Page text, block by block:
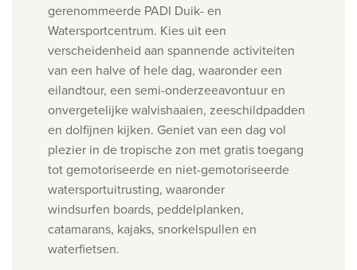
gerenommeerde PADI Duik- en
Watersportcentrum. Kies uit een
verscheidenheid aan spannende activiteiten
van een halve of hele dag, waarondereen
eilandtour, een semi-onderzeeavontuur en
onvergetelijke walvishaaien, zeeschildpadden
en dolfijnen kijken. Geniet van een dag vol
plezier in de tropische zon met gratis toegang
totgemotoriseerde en niet-gemotoriseerde
watersportuitrusting, waaronder
windsurfen boards, peddelplanken,
catamarans, kajaks, snorkelspullen en
waterfietsen.